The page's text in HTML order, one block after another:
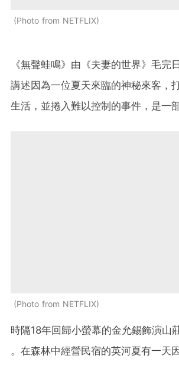
Photo from NETFLIX
《無聲蛙鳴》由《夫妻的世界》毛完
講述因為一位夏天來臨的神秘來客，
生活，並捲入難以控制的事件，是一
Photo from NETFLIX
時隔18年回歸小螢幕的金允錫飾演山
。在森林中經營民宿的英河夏有一天